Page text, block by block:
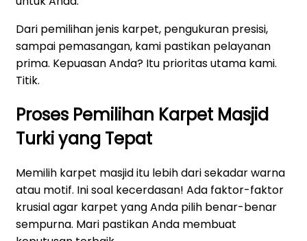
Dari pemilihan jenis karpet, pengukuran presisi,
sampai pemasangan, kami pastikan pelayanan
prima. Kepuasan Anda? Itu prioritas utama kami.
Titik.
Proses Pemilihan Karpet Masjid
Turki yang Tepat
Memilih karpet masjid itu lebih dari sekadar warna
atau motif. Ini soal kecerdasan! Ada faktor-faktor
krusial agar karpet yang Anda pilih benar-benar
sempurna. Mari pastikan Anda membuat